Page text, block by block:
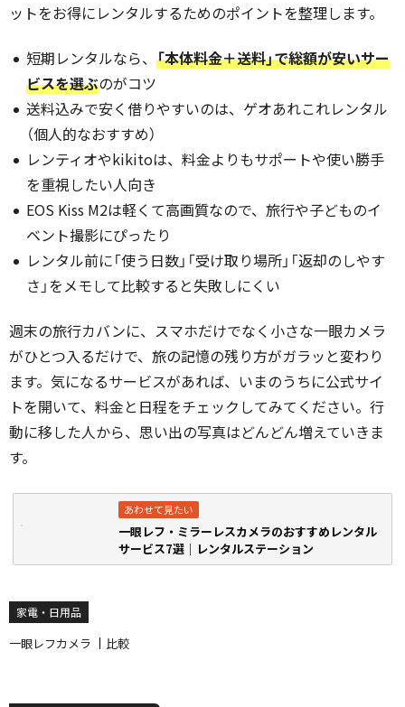
ットをお得にレンタルするためのポイントを整理します。
短期レンタルなら、「本体料金＋送料」で総額が安いサー
ビスを選ぶのがコツ
送料込みで安く借りやすいのは、ゲオあれこれレンタル
（個人的なおすすめ）
レンティオやkikitoは、料金よりもサポートや使い勝手
を重視したい人向き
EOS Kiss M2は軽くて高画質なので、旅行や子どものイ
ベント撮影にぴったり
レンタル前に「使う日数」「受け取り場所」「返却のしやす
さ」をメモして比較すると失敗しにくい
週末の旅行カバンに、スマホだけでなく小さな一眼カメラ
がひとつ入るだけで、旅の記憶の残り方がガラッと変わり
ます。気になるサービスがあれば、いまのうちに公式サイ
トを開いて、料金と日程をチェックしてみてください。行
動に移した人から、思い出の写真はどんどん増えていきま
す。
一眼レフ・ミラーレスカメラのおすすめレンタル
サービス7選｜レンタルステーション
家電・日用品
一眼レフカメラ 比較